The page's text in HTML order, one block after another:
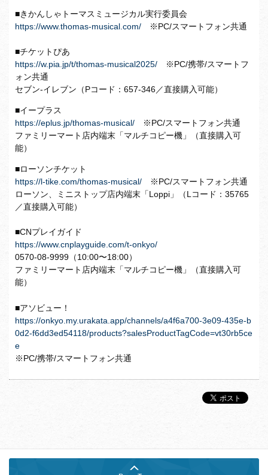
■きかんしゃトーマスミュージカル実行委員会
https://www.thomas-musical.com/ ※PC/スマートフォン共通
■チケットぴあ
https://w.pia.jp/t/thomas-musical2025/ ※PC/携帯/スマートフ
ォン共通
セブン-イレブン（Pコード：657-346／直接購入可能）
■イープラス
https://eplus.jp/thomas-musical/ ※PC/スマートフォン共通
ファミリーマート店内端末「マルチコピー機」（直接購入可
能）
■ローソンチケット
https://l-tike.com/thomas-musical/ ※PC/スマートフォン共通
ローソン、ミニストップ店内端末「Loppi」（Lコード：35765
／直接購入可能）
■CNプレイガイド
https://www.cnplayguide.com/t-onkyo/
0570-08-9999（10:00〜18:00）
ファミリーマート店内端末「マルチコピー機」（直接購入可
能）
■アソビュー！
https://onkyo.my.urakata.app/channels/a4f6a700-3e09-435e-b
0d2-f6dd3ed54118/products?salesProductTagCode=vt30rb5ce
e
※PC/携帯/スマートフォン共通